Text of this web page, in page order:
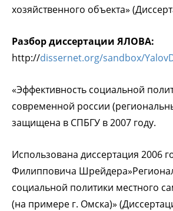
хозяйственного объекта»
Разбор диссертации ЯЛОВА:
http://dissernet.org/sandbox/
«Эффективность социальной
современной россии
защищена в СПБГУ в 2007 году.
Использована диссертация 2006
Филипповича
социальной политики местного
(на примере г. Омска)»